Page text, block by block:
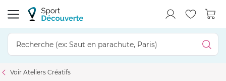
Voir Ateliers Créatifs